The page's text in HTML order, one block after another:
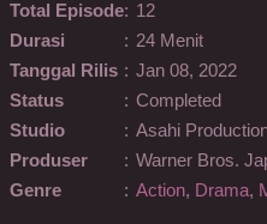
Total Episode: 12
Durasi
: 24 Menit
Tanggal Rilis : Jan 08, 2022
Status
: Completed
Studio
: Asahi
Produser
: Warner Bros.
Genre
: Action, Drama,